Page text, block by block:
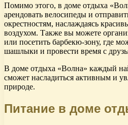
Помимо этого, в доме отдыха
арендовать велосипеды и
окрестностям, наслаждаясь
воздухом. Также вы можете
или посетить барбекю-зону, где
шашлыки и провести время с
В доме отдыха «Волна» каждый
сможет насладиться активным и
природе.
Питание в доме